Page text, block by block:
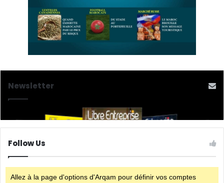
Newsletter
Follow Us
Allez à la page d'options d'Arqam pour définir vos comptes